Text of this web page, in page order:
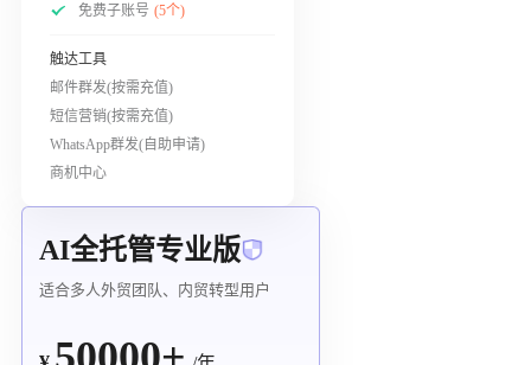
免费子账号 (5个)
触达工具
邮件群发(按需充值)
短信营销(按需充值)
WhatsApp群发(自助申请)
商机中心
AI全托管专业版
适合多人外贸团队、内贸转型用户